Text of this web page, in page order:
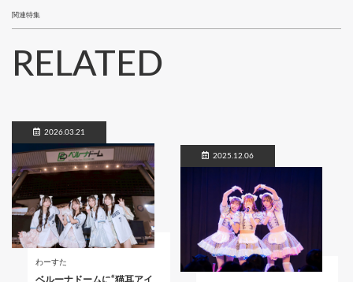
関連特集
RELATED
2026.03.21
わーすた
ベルーナドームに“猫耳アイ
2025.12.06